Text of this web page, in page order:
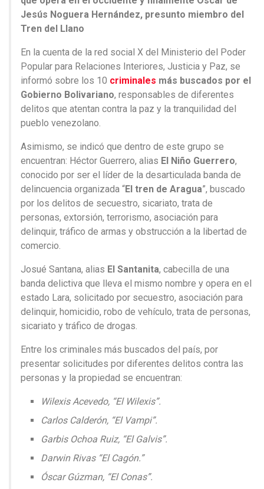
Jesús Noguera Hernández, presunto miembro del
Tren del Llano
En la cuenta de la red social X del Ministerio del Poder
Popular para Relaciones Interiores, Justicia y Paz, se
informó sobre los 10 criminales más buscados por el
Gobierno Bolivariano, responsables de diferentes
delitos que atentan contra la paz y la tranquilidad del
pueblo venezolano.
Asimismo, se indicó que dentro de este grupo se
encuentran: Héctor Guerrero, alias El Niño Guerrero,
conocido por ser el líder de la desarticulada banda de
delincuencia organizada “El tren de Aragua”, buscado
por los delitos de secuestro, sicariato, trata de
personas, extorsión, terrorismo, asociación para
delinquir, tráfico de armas y obstrucción a la libertad de
comercio.
Josué Santana, alias El Santanita, cabecilla de una
banda delictiva que lleva el mismo nombre y opera en el
estado Lara, solicitado por secuestro, asociación para
delinquir, homicidio, robo de vehículo, trata de personas,
sicariato y tráfico de drogas.
Entre los criminales más buscados del país, por
presentar solicitudes por diferentes delitos contra las
personas y la propiedad se encuentran:
Wilexis Acevedo, “El Wilexis”.
Carlos Calderón, “El Vampi”.
Garbis Ochoa Ruiz, “El Galvis”.
Darwin Rivas “El Cagón.”
Óscar Gúzman, “El Conas”.